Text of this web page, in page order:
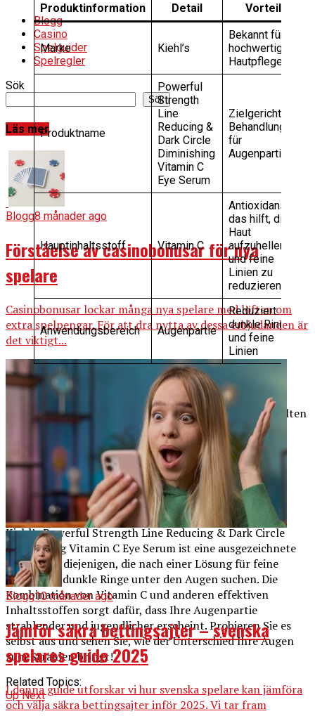
Produktinformation Detail Vorteil
Marke Kiehl’s
Bekannt für
hochwertige
Hautpflege
Produktname
Powerful
Strength
Line
Reducing &
Dark Circle
Diminishing
Vitamin C
Eye Serum
Zielgerichtete
Behandlung
für
Augenpartie
Hauptinhaltsstoff Vitamin C
Antioxidans,
das hilft, die
Haut
aufzuhellen
und feine
Linien zu
reduzieren
Anwendungsbereich Augenpartie
Reduziert
dunkle Ringe
und feine
Linien
Ergebnisse und Vorteile
Reduziert das Auftreten von feinen Linien und Falten
Hellt dunkle Ringe und Schatten auf
Verbessert den Hautton und die Textur der Haut
Fördert die Kollagenproduktion
Schützt die Haut vor freiem Radikal
Kiehl’s Powerful Strength Line Reducing & Dark Circle
Diminishing Vitamin C Eye Serum ist eine ausgezeichnete
Option für diejenigen, die nach einer Lösung für feine
Linien und dunkle Ringe unter den Augen suchen. Die
Kombination von Vitamin C und anderen effektiven
Inhaltsstoffen sorgt dafür, dass Ihre Augenpartie
strahlender und jugendlicher erscheint. Probieren Sie es
selbst aus und sehen Sie, wie der Unterschied Ihre Augen
zum Strahlen bringt!
Related Topics:
Up Next
Blogg
Casino
Spelguider
Spelregler
Sök
Sök
Läs mer
Blogg8 månader ago
Förståelse av casinobonusar för nya
spelare
Casinobonusar lockar många nya spelare med löften om
extra spelpengar. För att dra nytta av dessa erbjudanden är
det viktigt...
Blogg10 månader ago
Jämför säkra bettingsajter – svenska
spelares guide 2025
I denna guide utforskar vi hur svenska spelare kan jämföra
och välja säkra bettingsajter inför 2025. Vi tar fram